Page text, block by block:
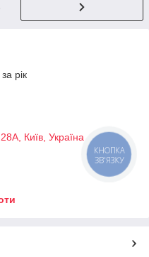
рік
Київ, Україна
КНОПКА
ЗВ'ЯЗКУ